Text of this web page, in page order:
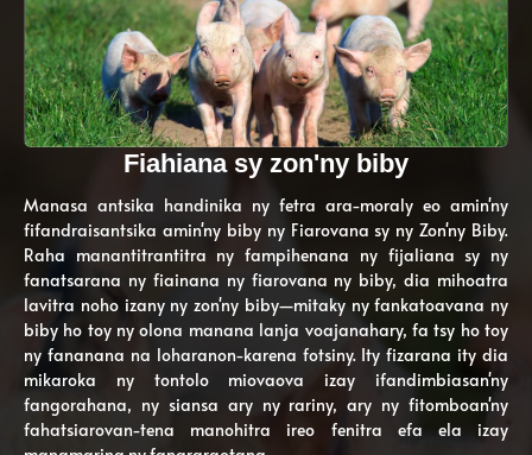
Fiahiana sy zon'ny biby
Manasa antsika handinika ny fetra ara-moraly eo amin'ny
fifandraisantsika amin'ny biby ny Fiarovana sy ny Zon'ny Biby.
Raha manantitrantitra ny fampihenana ny fijaliana sy ny
fanatsarana ny fiainana ny fiarovana ny biby, dia mihoatra
lavitra noho izany ny zon'ny biby—mitaky ny fankatoavana ny
biby ho toy ny olona manana lanja voajanahary, fa tsy ho toy
ny fananana na loharanon-karena fotsiny. Ity fizarana ity dia
mikaroka ny tontolo miovaova izay ifandimbiasan'ny
fangorahana, ny siansa ary ny rariny, ary ny fitomboan'ny
fahatsiarovan-tena manohitra ireo fenitra efa ela izay